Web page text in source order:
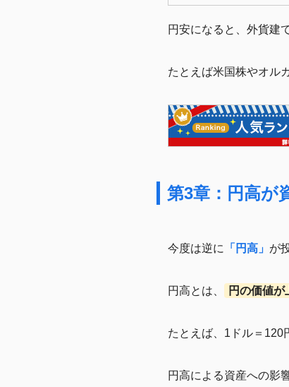
円安になると、外貨建
たとえば米国株やオル
第3章：円高が
今度は逆に 「円高」 が
円高とは、 円の価値
たとえば、1ドル＝120
円高による資産への影